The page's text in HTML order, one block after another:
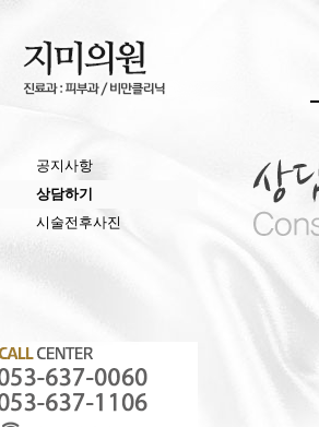
공지사항
상담하기
시술전후사진